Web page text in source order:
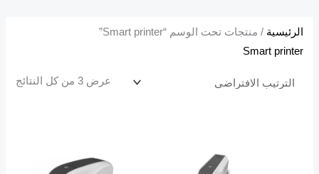
ع
الرئيسية / منتجات تحت الوسم “Smart printer”
Smart printer
عرض ⁦3⁩ من كل النتائج